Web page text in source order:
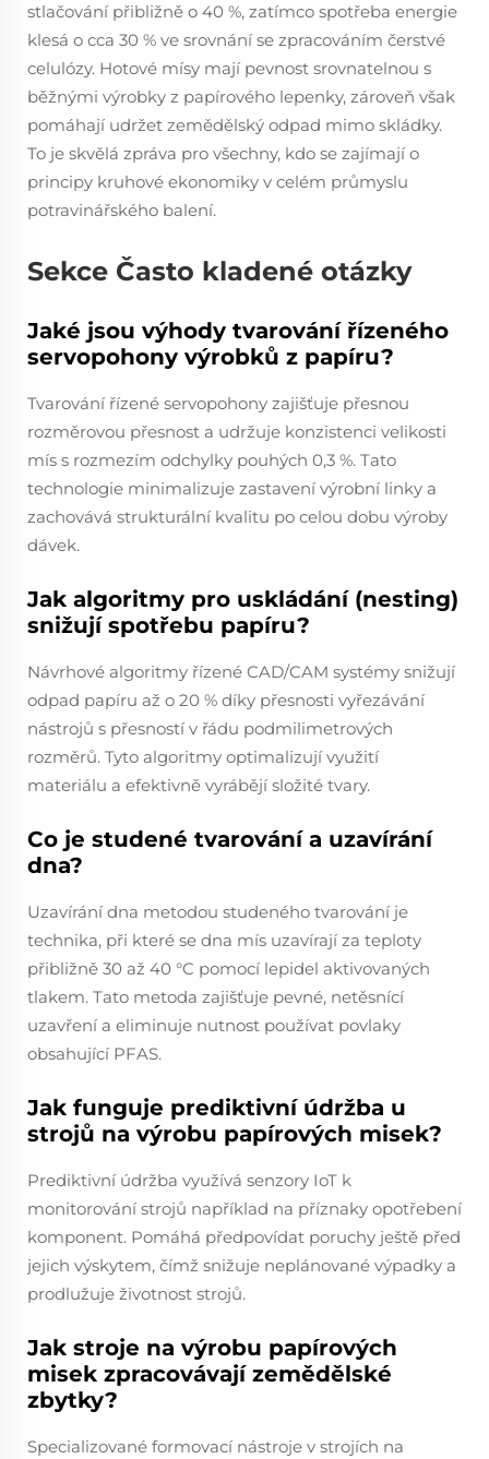
stlačování přibližně o 40 %, zatímco spotřeba energie
klesá o cca 30 % ve srovnání se zpracováním čerstvé
celulózy. Hotové mísy mají pevnost srovnatelnou s
běžnými výrobky z papírového lepenky, zároveň však
pomáhají udržet zemědělský odpad mimo skládky.
To je skvělá zpráva pro všechny, kdo se zajímají o
principy kruhové ekonomiky v celém průmyslu
potravinářského balení.
Sekce Často kladené otázky
Jaké jsou výhody tvarování řízeného
servopohony výrobků z papíru?
Tvarování řízené servopohony zajišťuje přesnou
rozměrovou přesnost a udržuje konzistenci velikosti
mís s rozmezím odchylky pouhých 0,3 %. Tato
technologie minimalizuje zastavení výrobní linky a
zachovává strukturální kvalitu po celou dobu výroby
dávek.
Jak algoritmy pro uskládání (nesting)
snižují spotřebu papíru?
Návrhové algoritmy řízené CAD/CAM systémy snižují
odpad papíru až o 20 % díky přesnosti vyřezávání
nástrojů s přesností v řádu podmilimetrových
rozměrů. Tyto algoritmy optimalizují využití
materiálu a efektivně vyrábějí složité tvary.
Co je studené tvarování a uzavírání
dna?
Uzavírání dna metodou studeného tvarování je
technika, při které se dna mís uzavírají za teploty
přibližně 30 až 40 °C pomocí lepidel aktivovaných
tlakem. Tato metoda zajišťuje pevné, netěsnící
uzavření a eliminuje nutnost používat povlaky
obsahující PFAS.
Jak funguje prediktivní údržba u
strojů na výrobu papírových misek?
Prediktivní údržba využívá senzory IoT k
monitorování strojů například na příznaky opotřebení
komponent. Pomáhá předpovídat poruchy ještě před
jejich výskytem, čímž snižuje neplánované výpadky a
prodlužuje životnost strojů.
Jak stroje na výrobu papírových
misek zpracovávají zemědělské
zbytky?
Specializované formovací nástroje v strojích na